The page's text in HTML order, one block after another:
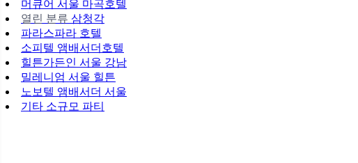
머큐어 서울 마곡호텔
열린 분류 삼청각
파라스파라 호텔
소피텔 앰배서더호텔
힐튼가든인 서울 강남
밀레니엄 서울 힐튼
노보텔 앰배서더 서울
기타 소규모 파티